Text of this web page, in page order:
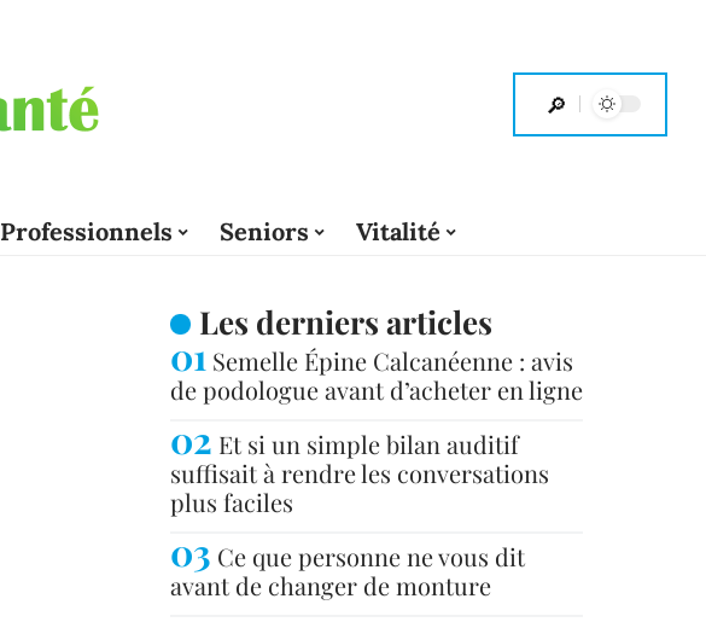
Professionnels Seniors Vitalité
Les derniers articles
Semelle Épine Calcanéenne : avis
de podologue avant d’acheter en ligne
Et si un simple bilan auditif
suffisait à rendre les conversations
plus faciles
Ce que personne ne vous dit
avant de changer de monture